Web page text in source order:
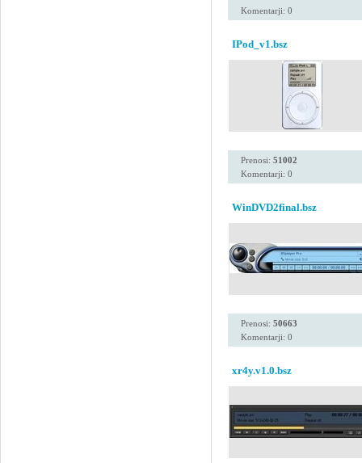
Komentarji: 0
IPod_v1.bsz
Prenosi: 51002
Komentarji: 0
WinDVD2final.bsz
Prenosi: 50663
Komentarji: 0
xr4y.v1.0.bsz